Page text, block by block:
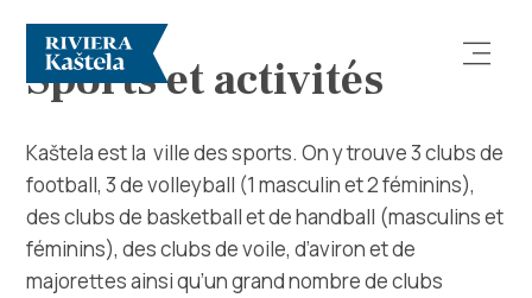
Rechercher
Sports et activités
Kaštela est la ville des sports. On y trouve 3 clubs de
football, 3 de volleyball (1 masculin et 2 féminins),
des clubs de basketball et de handball (masculins et
féminins), des clubs de voile, d’aviron et de
majorettes ainsi qu’un grand nombre de clubs